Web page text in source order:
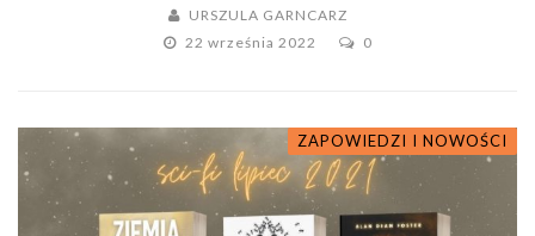
URSZULA GARNCARZ
22 września 2022
0
ZAPOWIEDZI I NOWOŚCI